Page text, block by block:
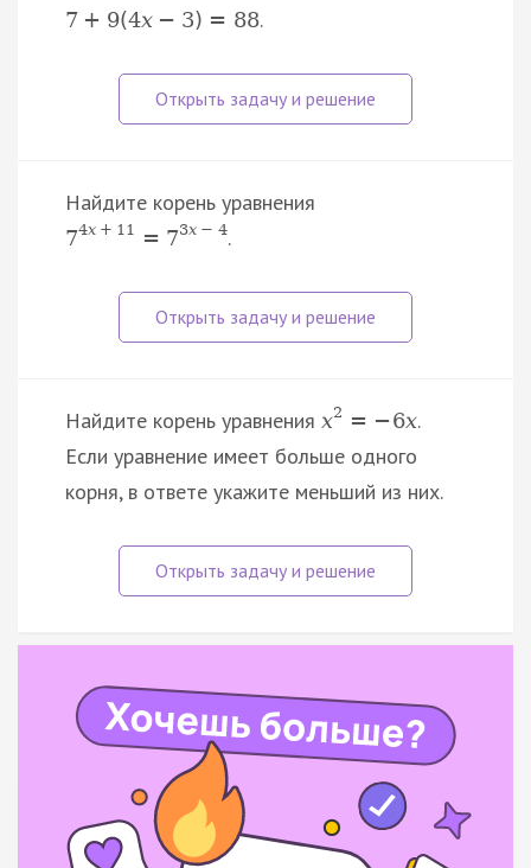
7 + 9(4x − 3) = 88.
Найдите корень уравнения
74x + 11 = 73x − 4.
Найдите корень уравнения x2 = −6x.
Если уравнение имеет больше одного
корня, в ответе укажите меньший из них.